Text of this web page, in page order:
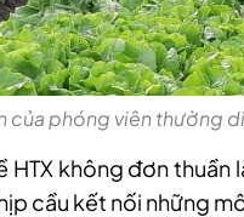
của phóng viên thường
không đơn thuần
cầu kết nối những